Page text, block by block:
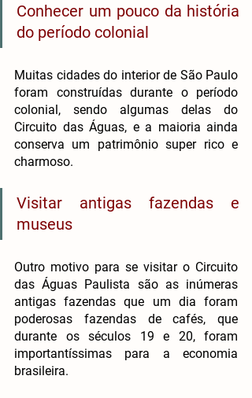
Conhecer um pouco da história
do período colonial
Muitas cidades do interior de São Paulo
foram construídas durante o período
colonial, sendo algumas delas do
Circuito das Águas, e a maioria ainda
conserva um patrimônio super rico e
charmoso.
Visitar antigas fazendas e
museus
Outro motivo para se visitar o Circuito
das Águas Paulista são as inúmeras
antigas fazendas que um dia foram
poderosas fazendas de cafés, que
durante os séculos 19 e 20, foram
importantíssimas para a economia
brasileira.